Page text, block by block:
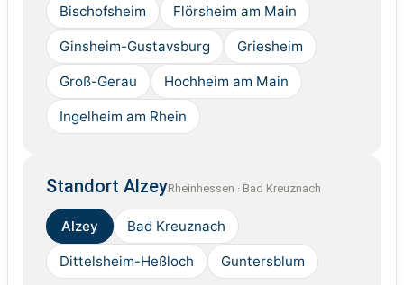
Bischofsheim Flörsheim am Main
Ginsheim-Gustavsburg Griesheim
Groß-Gerau Hochheim am Main
Ingelheim am Rhein
Standort AlzeyRheinhessen · Bad Kreuznach
Alzey Bad Kreuznach
Dittelsheim-Heßloch Guntersblum